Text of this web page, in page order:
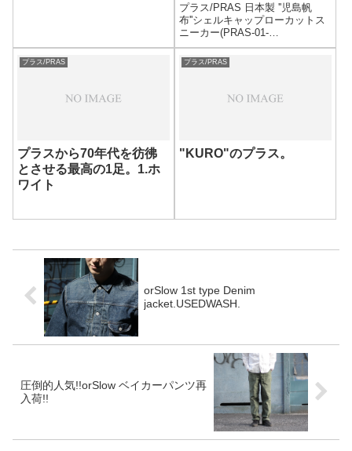
プラス/PRAS 日本製 ''児島帆
布''シェルキャップローカットス
ニーカー(PRAS-01-
002)PRICE:12800yen+taxプラス
から、ブランドを象徴するロー
カットキャンバススニーカー。
プラス/PRAS
プラスから70年代を彷彿
とさせる最高の1足。1.ホ
ワイト
プラス/PRAS
"KURO"のプラス。
orSlow 1st type Denim
jacket.USEDWASH.
圧倒的人気!!orSlow ベイカーパンツ再
入荷!!